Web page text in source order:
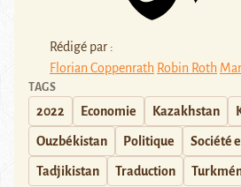
Rédigé par :
Florian Coppenrath Robin Roth
TAGS
2022 Economie Kazakhstan
Ouzbékistan Politique Société
Tadjikistan Traduction